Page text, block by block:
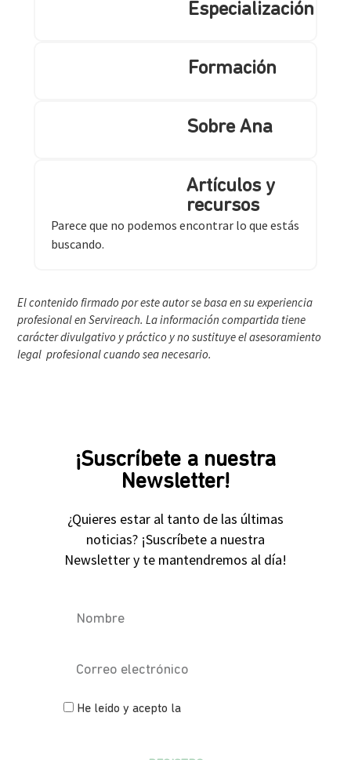
Especialización
Formación
Sobre Ana
Artículos y
recursos
Parece que no podemos encontrar lo que estás
buscando.
El contenido firmado por este autor se basa en su experiencia
profesional en Servireach. La información compartida tiene
carácter divulgativo y práctico y no sustituye el asesoramiento
legal profesional cuando sea necesario.
¡Suscríbete a nuestra
Newsletter!
¿Quieres estar al tanto de las últimas
noticias? ¡Suscríbete a nuestra
Newsletter y te mantendremos al día!
He leído y acepto la